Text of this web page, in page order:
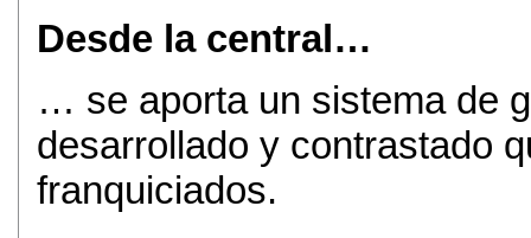
Desde la central…
… se aporta un sistema de
desarrollado y contrastado
franquiciados.